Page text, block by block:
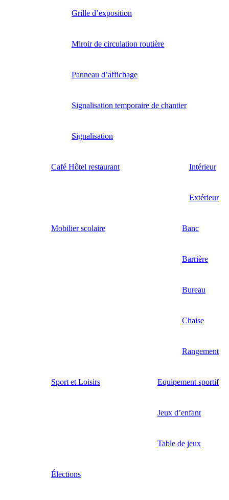
Grille d’exposition
Miroir de circulation routière
Panneau d’affichage
Signalisation temporaire de chantier
Signalisation
Café Hôtel restaurant Intérieur
Extérieur
Mobilier scolaire Banc
Barrière
Bureau
Chaise
Rangement
Sport et Loisirs Equipement sportif
Jeux d’enfant
Table de jeux
Élections